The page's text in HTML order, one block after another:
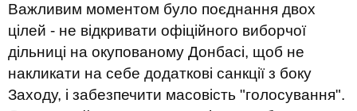
Важливим моментом було поєднання двох
цілей - не відкривати офіційного виборчої
дільниці на окупованому Донбасі, щоб не
накликати на себе додаткові санкції з боку
Заходу, і забезпечити масовість "голосування".